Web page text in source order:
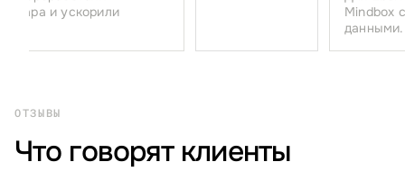
и ускорили
Mindbox с
данными.
ОТЗЫВЫ
Что говорят клиенты